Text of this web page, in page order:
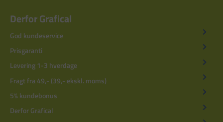
Derfor Grafical
God kundeservice
Prisgaranti
Levering 1-3 hverdage
Fragt fra 49,- (39,- ekskl. moms)
5% kundebonus
Derfor Grafical